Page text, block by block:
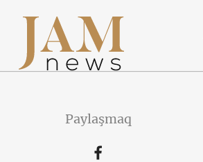
Paylaşmaq